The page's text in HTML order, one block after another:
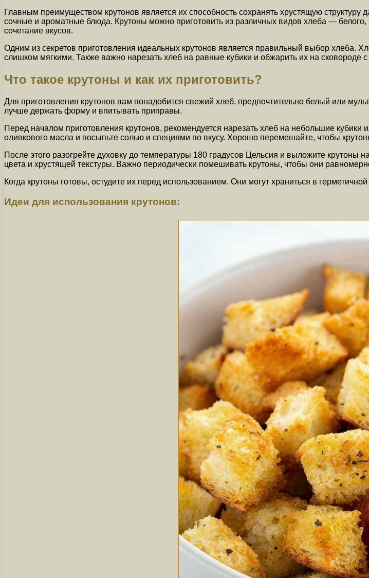
Главным преимуществом крутонов является их способность сохранять хрустящую
сочные и ароматные блюда. Крутоны можно приготовить из различных видов хлеба —
сочетание вкусов.
Одним из секретов приготовления идеальных крутонов является правильный выбор хлеба.
слишком мягкими. Также важно нарезать хлеб на равные кубики и обжарить их на сковороде
Что такое крутоны и как их приготовить?
Для приготовления крутонов вам понадобится свежий хлеб, предпочтительно белый или
лучше держать форму и впитывать приправы.
Перед началом приготовления крутонов, рекомендуется нарезать хлеб на небольшие
оливкового масла и посыпьте солью и специями по вкусу. Хорошо перемешайте, чтобы
После этого разогрейте духовку до температуры 180 градусов Цельсия и выложите крутоны
цвета и хрустящей текстуры. Важно периодически помешивать крутоны, чтобы они
Когда крутоны готовы, остудите их перед использованием. Они могут храниться в
Идеи для использования крутонов: